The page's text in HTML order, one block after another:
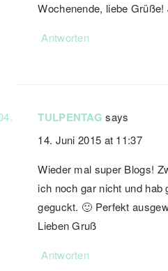
Wochenende, liebe Grüße!
Antworten
TULPENTAG says
14. Juni 2015 at 11:37
Wieder mal super Blogs!
ich noch gar nicht und hab
geguckt. 🙂 Perfekt
Lieben Gruß
Antworten